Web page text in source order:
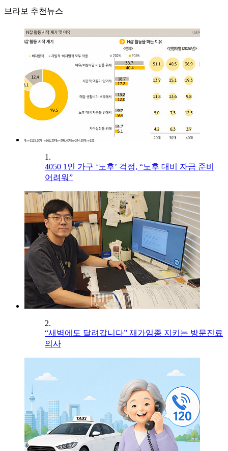
브라보 추천뉴스
1.
4050 1인 가구 ‘노후’ 걱정, “노후 대비 자금 준비
어려워”
2.
“새벽에도 달려갑니다” 재가임종 지키는 방문진료
의사